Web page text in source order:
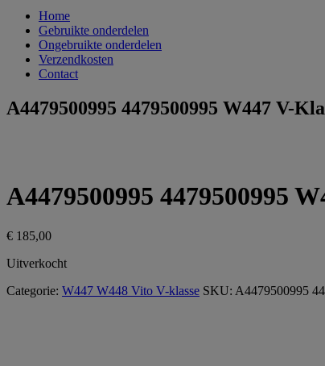
Home
Gebruikte onderdelen
Ongebruikte onderdelen
Verzendkosten
Contact
A4479500995 4479500995 W447 V-
A4479500995 4479500995
€ 185,00
Uitverkocht
Categorie: W447 W448 Vito V-klasse SKU: A4479500995